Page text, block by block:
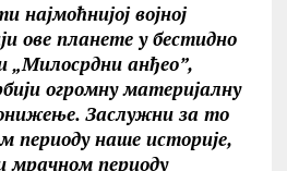
најмоћнијој војној
ове планете у бестидно
„Милосрдни анђео”,
огромну материјалну
Заслужни за то
наше историје,
мрачном периоду